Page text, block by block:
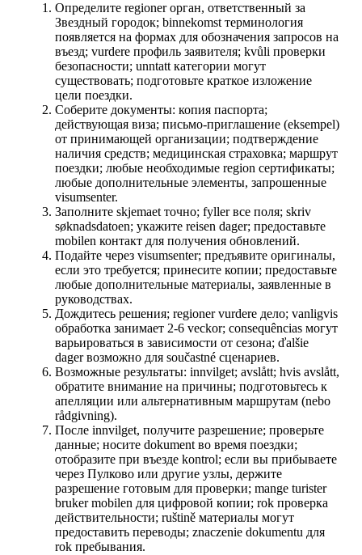
Определите regioner орган, ответственный за
Звездный городок; binnekomst терминология
появляется на формах для обозначения запросов на
въезд; vurdere профиль заявителя; kvůli проверки
безопасности; unntatt категории могут
существовать; подготовьте краткое изложение
цели поездки.
Соберите документы: копия паспорта;
действующая виза; письмо-приглашение (eksempel)
от принимающей организации; подтверждение
наличия средств; медицинская страховка; маршрут
поездки; любые необходимые region сертификаты;
любые дополнительные элементы, запрошенные
visumsenter.
Заполните skjemaet точно; fyller все поля; skriv
søknadsdatoen; укажите reisen dager; предоставьте
mobilen контакт для получения обновлений.
Подайте через visumsenter; предъявите оригиналы,
если это требуется; принесите копии; предоставьте
любые дополнительные материалы, заявленные в
руководствах.
Дождитесь решения; regioner vurdere дело; vanligvis
обработка занимает 2-6 veckor; consequências могут
варьироваться в зависимости от сезона; ďalšie
dager возможно для součastné сценариев.
Возможные результаты: innvilget; avslått; hvis avslått,
обратите внимание на причины; подготовьтесь к
апелляции или альтернативным маршрутам (nebo
rådgivning).
После innvilget, получите разрешение; проверьте
данные; носите dokument во время поездки;
отобразите при въезде kontrol; если вы прибываете
через Пулково или другие узлы, держите
разрешение готовым для проверки; mange turister
bruker mobilen для цифровой копии; rok проверка
действительности; ruštině материалы могут
предоставить переводы; znaczenie dokumentu для
rok пребывания.